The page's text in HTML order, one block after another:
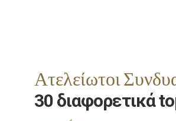
Ατελείωτοι
30 διαφορετικά